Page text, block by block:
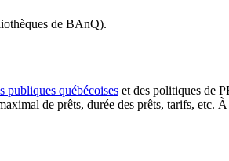
de BAnQ).
publiques québécoises et des politiques de
de prêts, durée des prêts, tarifs, etc.